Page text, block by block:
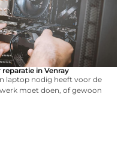
in Venray
laptop nodig heeft voor de
moet doen, of gewoon